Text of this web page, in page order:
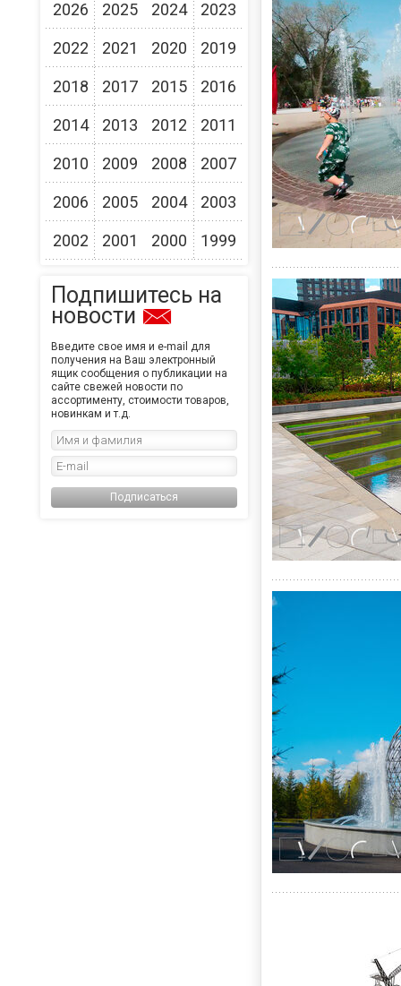
2026
2025 2024 2023
2022 2021 2020 2019
2018 2017 2015 2016
2014 2013 2012 2011
2010 2009 2008 2007
2006 2005 2004 2003
2002 2001 2000 1999
Подпишитесь на
новости
Введите свое имя и e-mail для
получения на Ваш электронный
ящик сообщения о публикации на
сайте свежей новости по
ассортименту, стоимости товаров,
новинкам и т.д.
Подписаться